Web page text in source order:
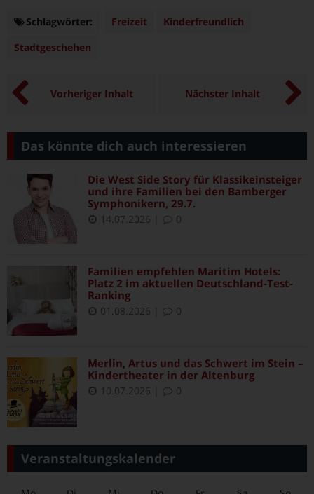
Schlagwörter: Schlagwörter
Freizeit
Kinderfreundlich
Stadtgeschehen
Vorheriger Inhalt Nächster Inhalt
Das könnte dich auch interessieren
Die West Side Story für Klassikeinsteiger
und ihre Familien bei den Bamberger
Symphonikern, 29.7.
14.07.2026 0
Familien empfehlen Maritim Hotels:
Platz 2 im aktuellen Deutschland-Test-
Ranking
01.08.2026 0
Merlin, Artus und das Schwert im Stein –
Kindertheater in der Altenburg
10.07.2026 0
Veranstaltungskalender